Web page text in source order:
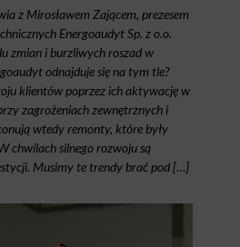
z Mirosławem Zającem, prezesem
Energoaudyt Sp. z o.o.
zmian i burzliwych roszad w
odnajduje się na tym tle?
klientów poprzez ich aktywację w
zagrożeniach zewnętrznych i
wtedy remonty, które były
chwilach silnego rozwoju są
Musimy te trendy brać pod […]